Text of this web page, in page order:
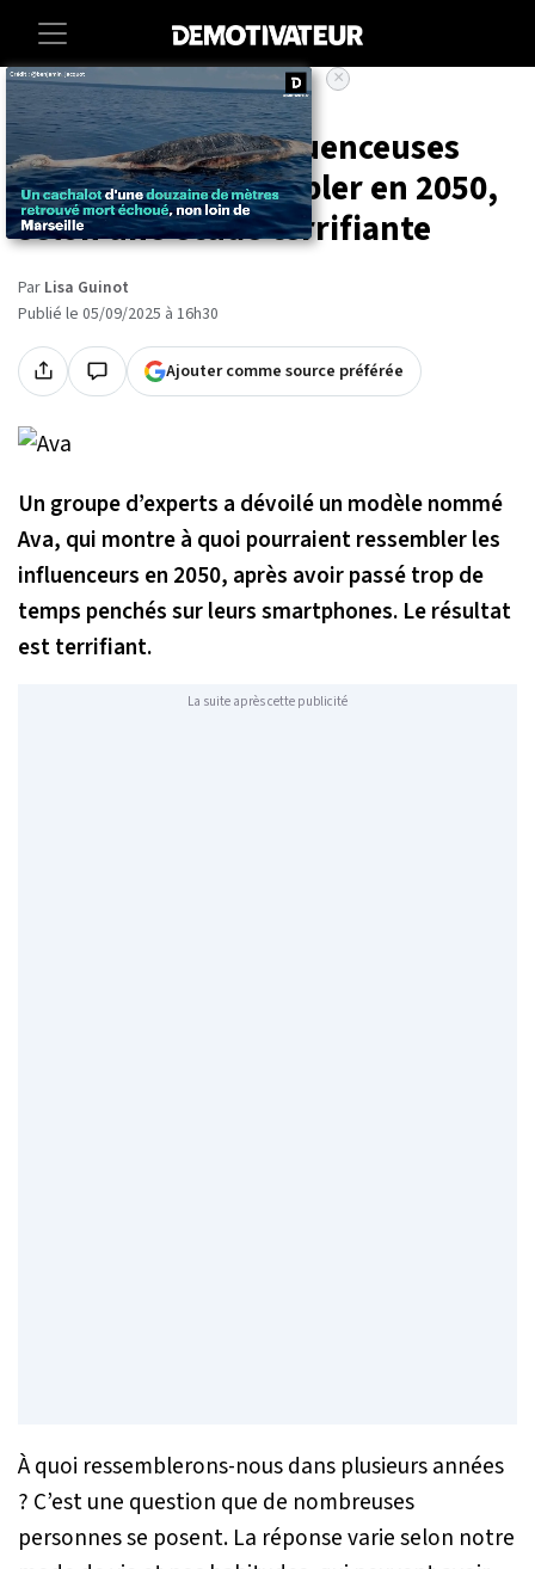
Accueil Lifestyle
Voici à quoi les influenceuses
pourraient ressembler en 2050,
selon une étude terrifiante
Par Lisa Guinot
Publié le 05/09/2025 à 16h30
Ajouter comme source préférée
Un groupe d’experts a dévoilé un modèle nommé
Ava, qui montre à quoi pourraient ressembler les
influenceurs en 2050, après avoir passé trop de
temps penchés sur leurs smartphones. Le résultat
est terrifiant.
La suite après cette publicité
À quoi ressemblerons-nous dans plusieurs années
? C’est une question que de nombreuses
personnes se posent. La réponse varie selon notre
×